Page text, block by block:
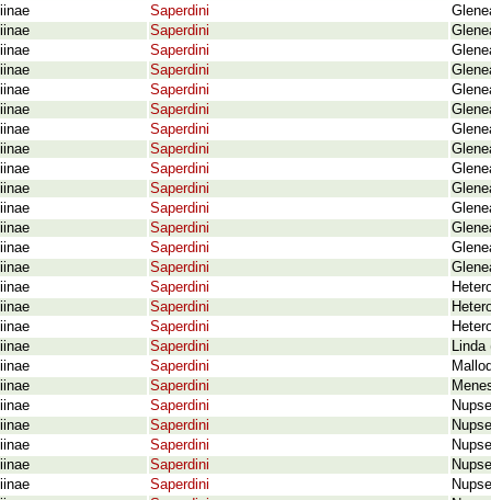
Saperdini
Saperdini
Saperdini
Saperdini
Saperdini
Saperdini
Saperdini
Saperdini
Saperdini
Saperdini
Saperdini
Saperdini
Saperdini
Saperdini
Saperdini
Saperdini
Saperdini
Saperdini
Linda
Saperdini
Saperdini
Saperdini
Saperdini
Saperdini
Saperdini
Saperdini